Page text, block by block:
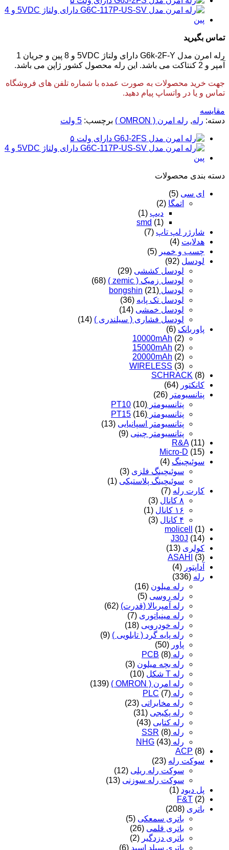
تماس بگیرید
رله امرن مدل G6k-2F-Y دارای ولتاژ 5VDC و 8 پین و جریان 1
آمپر و 2 کنتاکت می باشد. این رله محصول کشور ژاپن می باشد.
جهت خرید محصولات به صورت عمده با شماره تلفن های فروشگاه
تماس و یا در واتساپ پیام دهید.
مقایسه
دسته: رله, رله امرن ( OMRON ) برچسب: 5 ولت
دسته‌ بندی محصولات
ای سی (5)
اتمگا (2)
دیپ (1)
smd (1)
شارژر لپ تاپ (7)
هدلایت (4)
چسب و خمیر (5)
لودسل (92)
لودسل کششی (29)
لودسل زمیک ( zemic )
(68)
لودسل bongshin (21)
لودسل تک پایه (36)
لودسل خمشی (14)
لودسل فشاری ( سیلندری ) (14)
پاوربانک (6)
10000mAh (2)
15000mAh (2)
20000mAh (2)
WIRELESS (3)
SCHRACK (8)
کانکتور (64)
پتانسیومتر (26)
پتانسیومتر PT10 (10)
پتانسیومتر PT15 (16)
پتانسیومتر اسپانیایی (13)
پتانسیومتر چینی (9)
R&A (11)
Micro-D (15)
سوئیچینگ (4)
سوئیچینگ فلزی (3)
سوئیچینگ پلاستیکی (1)
کارت رله (7)
۸ کانال
(3)
۱۶ کانال
(1)
۴ کانال
(3)
molicell
(1)
J30J (14)
کولری (13)
ASAHI
(3)
آداپتور (4)
رله (336)
رله میلون (16)
رله روسی (5)
رله آمپربالا (قدرت) (62)
رله مینیاتوری (7)
رله خودرویی (18)
رله پایه گرد ( تابلویی ) (9)
پاور (50)
رله PCB (8)
رله بچه میلون (3)
رله T شکل
(10)
رله امرن ( OMRON )
(139)
رله PLC (7)
رله مخابراتی (23)
رله پکیجی (31)
رله کتابی (43)
رله SSR (8)
رله NHG (43)
ACP (8)
سوکت رله (23)
سوکت رله ریلی (12)
سوکت رله سوزنی (13)
پل دیود (1)
F&T (2)
باتری (208)
باتری سمعکی (5)
باتری قلمی (26)
باتری دزدگیر (2)
باتری سیلد اسید (6)